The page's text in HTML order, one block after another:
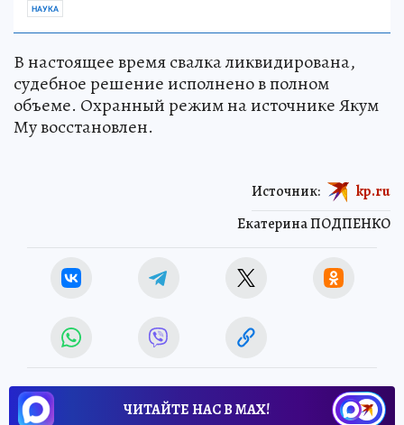
НАУКА
В настоящее время свалка ликвидирована,
судебное решение исполнено в полном
объеме. Охранный режим на источнике Якум
Му восстановлен.
Екатерина ПОДПЕНКО
Источник: kp.ru
ЧИТАЙТЕ НАС В МАХ!